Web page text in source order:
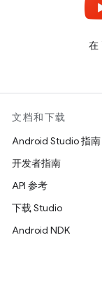
在
文档和下载
Android Studio 指南
开发者指南
API 参考
下载 Studio
Android NDK